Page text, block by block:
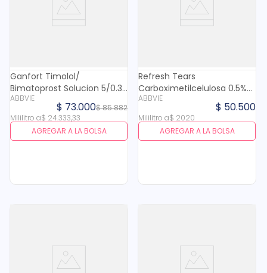
Ganfort Timolol/
Bimatoprost Solucion 5/0.3
Mg Oftalmico X 3 Ml
ABBVIE
$85.882
$ 73.000
Mililitro a$ 24.333,33
AGREGAR A LA BOLSA
Refresh Tears
Carboximetilcelulosa 0.5%
Duo Pack X 15 Ml Gratis X 10
Ml
ABBVIE
$ 50.500
Mililitro a$ 2020
AGREGAR A LA BOLSA